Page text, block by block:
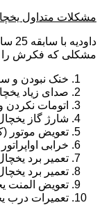
مشکلات متداول
مشکلی که فکرش را
خنک نبودن و
صدای زیاد
اتومات
شارژ گاز
تعویض موتور
خرابی
تعمیر برد
تعمیر برد
تعویض المنت
تعمیرات درب